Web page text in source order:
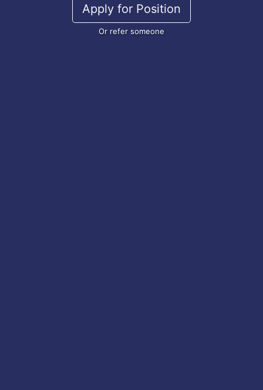
Apply for Position
Or refer someone